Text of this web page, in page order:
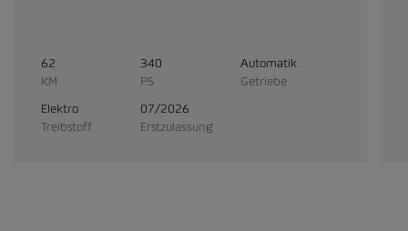
62
KM
340
PS
Automatik
Getriebe
Elektro
Treibstoff
07/2026
Erstzulassung